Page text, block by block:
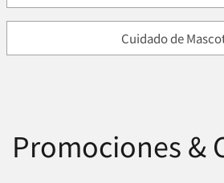
Cuidado de
Promociones &